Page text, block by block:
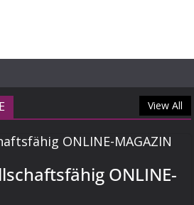
View All
ONLINE-